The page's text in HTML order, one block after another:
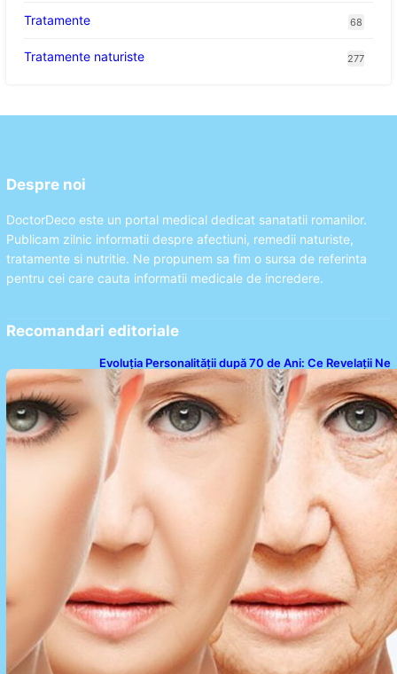
Tratamente 68
Tratamente naturiste 277
Despre noi
DoctorDeco este un portal medical dedicat sanatatii romanilor.
Publicam zilnic informatii despre afectiuni, remedii naturiste,
tratamente si nutritie. Ne propunem sa fim o sursa de referinta
pentru cei care cauta informatii medicale de incredere.
Recomandari editoriale
Evoluția Personalității după 70 de Ani: Ce Revelații Ne
Oferă Studiile Psihologice